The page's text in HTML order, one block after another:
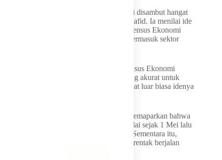
Gagasan segar dari Wali Kota Makassar ini disambut hangat
oleh Kepala BPS Kota Makassar, Abdul Hafid. Ia menilai ide
penanaman pohon mencerminkan esensi Sensus Ekonomi
yang mencakup seluruh sektor produktif, termasuk sektor
“Ini menunjukkan suatu simbol bahwa Sensus Ekonomi
diharapkan bisa memberikan informasi yang akurat untuk
pertumbuhan ekonomi kita ke depan. Sangat luar biasa idenya
Terkait teknis pelaksanaan, Abdul Hafid memaparkan bahwa
sensus untuk sektor perusahaan telah dimulai sejak 1 Mei lalu
menggunakan metode pengisian bersama. Sementara itu,
pendataan lapangan secara door-to-door serentak berjalan